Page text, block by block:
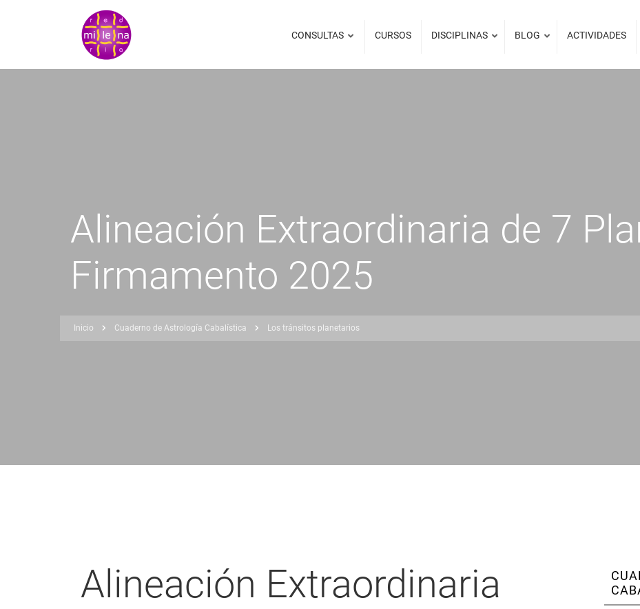
principal
CONSULTAS CURSOS DISCIPLINAS BLOG ACTIVIDADES
Alineación Extraordinaria de 7
Firmamento 2025
navegación
Inicio Cuaderno de Astrología Cabalística Los tránsitos planetarios
Alineación Extraordinaria